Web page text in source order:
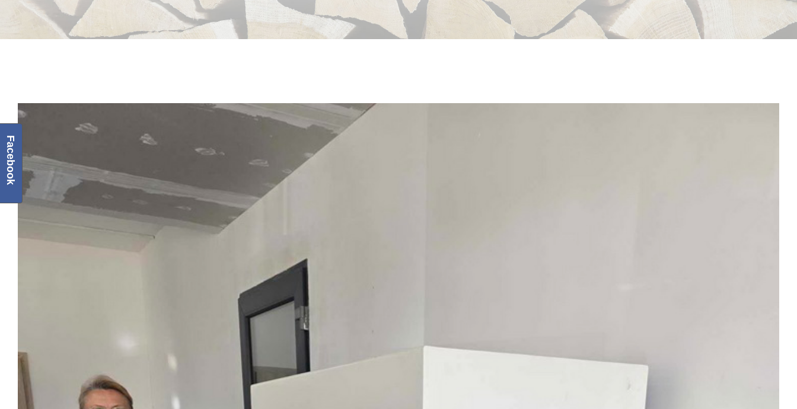
View
Facebook